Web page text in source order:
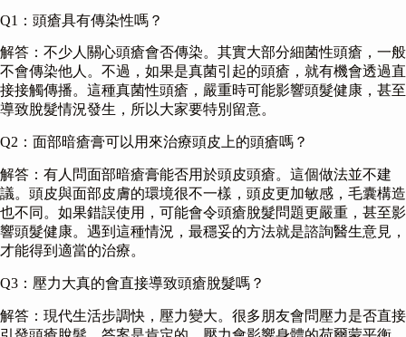
Q1：頭瘡具有傳染性嗎？
解答：不少人關心頭瘡會否傳染。其實大部分細菌性頭瘡，一般
不會傳染他人。不過，如果是真菌引起的頭瘡，就有機會透過直
接接觸傳播。這種真菌性頭瘡，嚴重時可能影響頭髮健康，甚至
導致脫髮情況發生，所以大家要特別留意。
Q2：面部暗瘡膏可以用來治療頭皮上的頭瘡嗎？
解答：有人問面部暗瘡膏能否用於頭皮頭瘡。這個做法並不建
議。頭皮與面部皮膚的環境很不一樣，頭皮更加敏感，毛囊構造
也不同。如果錯誤使用，可能會令頭瘡脫髮問題更嚴重，甚至影
響頭髮健康。遇到這種情況，最穩妥的方法就是諮詢醫生意見，
才能得到適當的治療。
Q3：壓力大真的會直接導致頭瘡脫髮嗎？
解答：現代生活步調快，壓力變大。很多朋友會問壓力是否直接